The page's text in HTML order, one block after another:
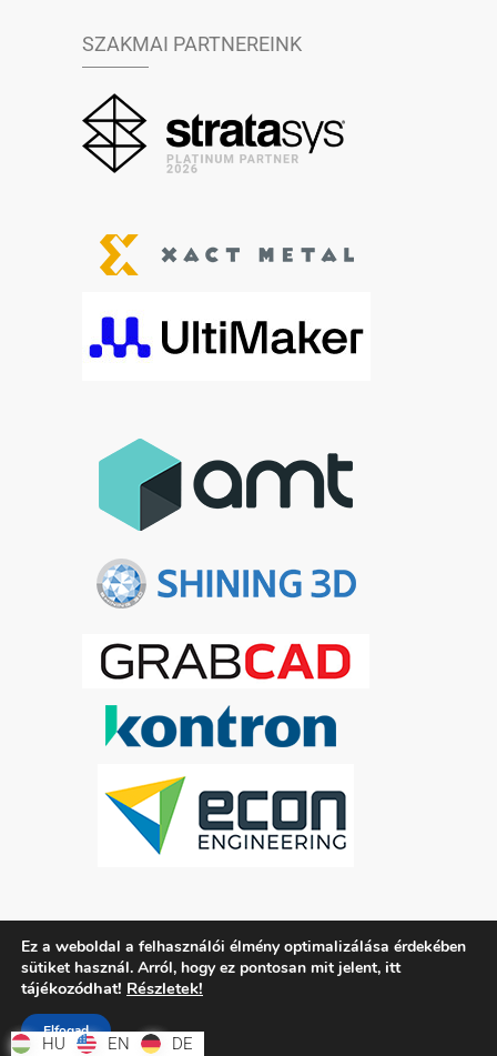
SZAKMAI PARTNEREINK
ADATKEZELÉSI TÁJÉKOZTATÓ
Ez a weboldal a felhasználói élmény optimalizálása érdekében
sütiket használ. Arról, hogy ez pontosan mit jelent, itt
tájékozódhat! Részletek!
Elfogad
HU EN DE
HU EN DE